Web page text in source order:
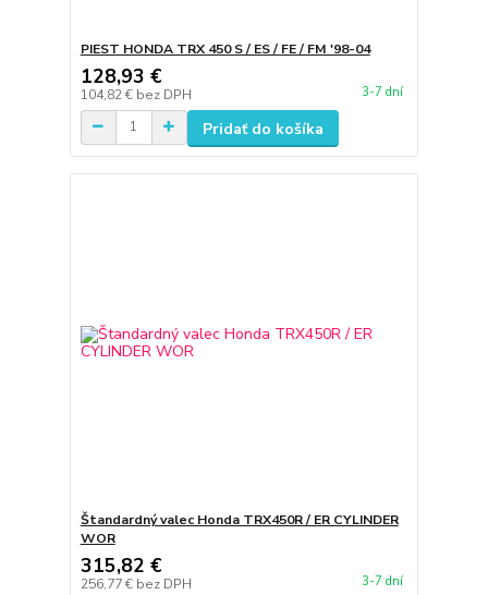
PIEST HONDA TRX 450 S / ES / FE / FM '98-04
128,93 €
104,82 € bez DPH 3-7 dní
Pridať do košíka
Štandardný valec Honda TRX450R / ER CYLINDER
WOR
315,82 €
256,77 € bez DPH 3-7 dní